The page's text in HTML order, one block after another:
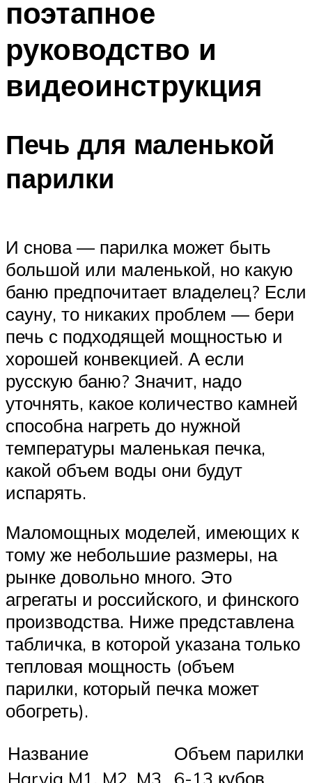
Меню
поэтапное
руководство и
видеоинструкция
Печь для маленькой
парилки
И снова — парилка может быть
большой или маленькой, но какую
баню предпочитает владелец? Если
сауну, то никаких проблем — бери
печь с подходящей мощностью и
хорошей конвекцией. А если
русскую баню? Значит, надо
уточнять, какое количество камней
способна нагреть до нужной
температуры маленькая печка,
какой объем воды они будут
испарять.
Маломощных моделей, имеющих к
тому же небольшие размеры, на
рынке довольно много. Это
агрегаты и российского, и финского
производства. Ниже представлена
табличка, в которой указана только
тепловая мощность (объем
парилки, который печка может
обогреть).
Название
Объем парилки
Harvia M1, M2, M3
6-13 кубов